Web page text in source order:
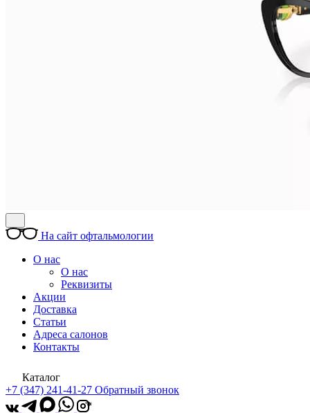
На сайт офтальмологии
О нас
О нас
Реквизиты
Акции
Доставка
Статьи
Адреса салонов
Контакты
Каталог
+7 (347) 241-41-27 Обратный звонок
*